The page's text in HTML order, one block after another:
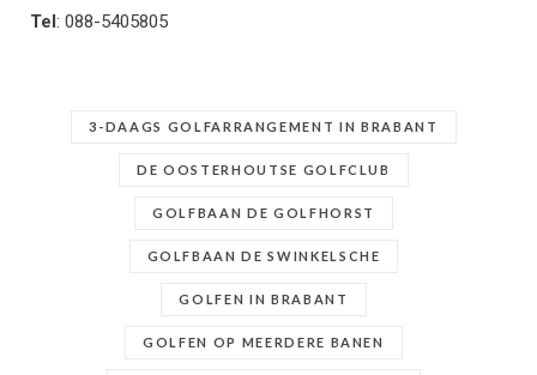
Tel: 088-5405805
3-DAAGS GOLFARRANGEMENT IN BRABANT
DE OOSTERHOUTSE GOLFCLUB
GOLFBAAN DE GOLFHORST
GOLFBAAN DE SWINKELSCHE
GOLFEN IN BRABANT
GOLFEN OP MEERDERE BANEN